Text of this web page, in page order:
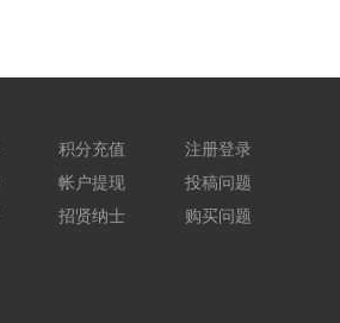
积分充值
帐户提现
招贤纳士
注册登录
投稿问题
购买问题